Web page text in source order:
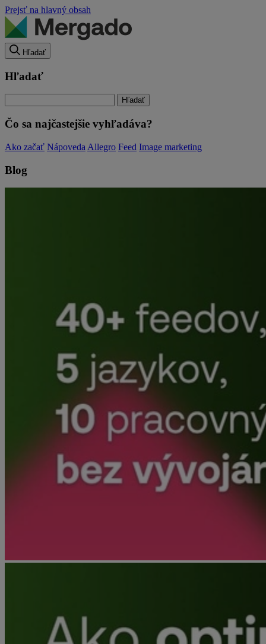
Prejsť na hlavný obsah
Hľadať
Hľadať
Čo sa najčastejšie vyhľadáva?
Ako začať Nápoveda Allegro Feed Image marketing
Blog